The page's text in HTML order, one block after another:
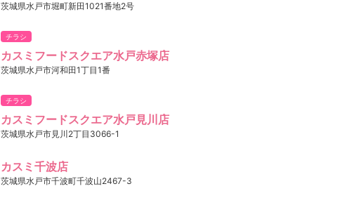
茨城県水戸市堀町新田1021番地2号
チラシ
カスミフードスクエア水戸赤塚店
茨城県水戸市河和田1丁目1番
チラシ
カスミフードスクエア水戸見川店
茨城県水戸市見川2丁目3066-1
カスミ千波店
茨城県水戸市千波町千波山2467-3